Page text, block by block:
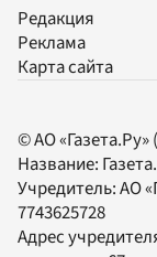
Редакция
Реклама
Карта сайта
© АО «Газета.Ру»
Название:
Учредитель:АО
7743625728
Адрес